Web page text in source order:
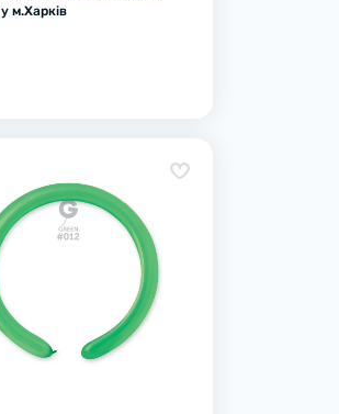
у м.Харків